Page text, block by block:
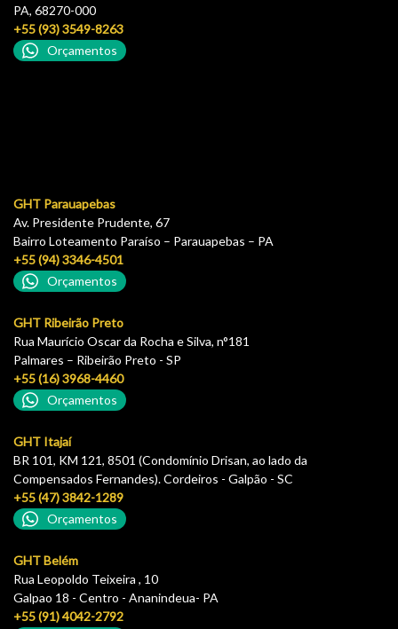
PA, 68270-000
+55 (93) 3549-8263
Orçamentos
GHT Parauapebas
Av. Presidente Prudente, 67
Bairro Loteamento Paraíso – Parauapebas – PA
+55 (94) 3346-4501
Orçamentos
GHT Ribeirão Preto
Rua Maurício Oscar da Rocha e Silva, n°181
Palmares – Ribeirão Preto - SP
+55 (16) 3968-4460
Orçamentos
GHT Itajaí
BR 101, KM 121, 8501 (Condomínio Drisan, ao lado da
Compensados Fernandes). Cordeiros - Galpão - SC
+55 (47) 3842-1289
Orçamentos
GHT Belém
Rua Leopoldo Teixeira , 10
Galpao 18 - Centro - Ananindeua- PA
+55 (91) 4042-2792